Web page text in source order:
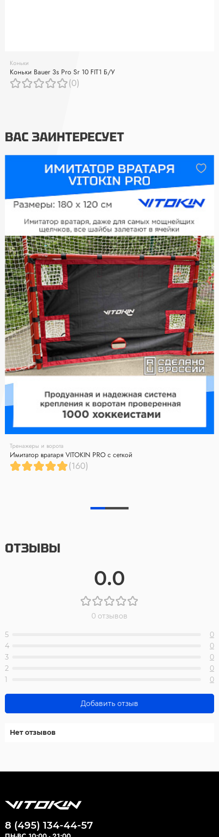
Коньки
Коньки Bauer 3s Pro Sr 10 FIT1 Б/У
(0)
ВАС ЗАИНТЕРЕСУЕТ
Тренажеры и ворота
Имитатор вратаря VITOKIN PRO с сеткой
(160)
ОТЗЫВЫ
0.0
0 отзывов
5
0
4
0
3
0
2
0
1
0
Добавить отзыв
Нет отзывов
8 (495) 134-44-57